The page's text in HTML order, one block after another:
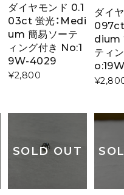
ダイヤモンド 0.1
03ct 蛍光：Medi
um 簡易ソーテ
ィング付き No:1
9W-4029
¥2,800
ダイ
097ct
dium
ティ
SOLD OUT